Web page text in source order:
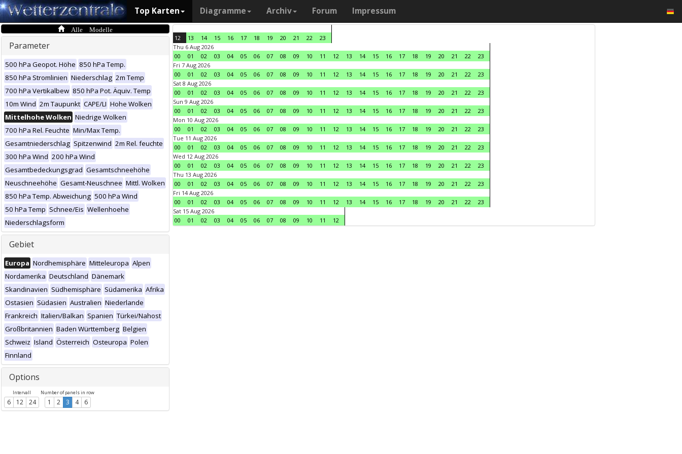
Top Karten Diagramme Archiv Forum Impressum
Alle Modelle
Parameter
500 hPa Geopot. Höhe 850 hPa Temp.
850 hPa Stromlinien Niederschlag 2m Temp
700 hPa Vertikalbew 850 hPa Pot. Äquiv. Temp
10m Wind 2m Taupunkt CAPE/LI Hohe Wolken
Mittelhohe Wolken Niedrige Wolken
700 hPa Rel. Feuchte Min/Max Temp.
Gesamtniederschlag Spitzenwind 2m Rel. feuchte
300 hPa Wind 200 hPa Wind
Gesamtbedeckungsgrad Gesamtschneehöhe
Neuschneehöhe Gesamt-Neuschnee Mittl. Wolken
850 hPa Temp. Abweichung 500 hPa Wind
50 hPa Temp Schnee/Eis Wellenhoehe
Niederschlagsform
Gebiet
Europa Nordhemisphäre Mitteleuropa Alpen
Nordamerika Deutschland Dänemark
Skandinavien Südhemisphäre Südamerika Afrika
Ostasien Südasien Australien Niederlande
Frankreich Italien/Balkan Spanien Türkei/Nahost
Großbritannien Baden Württemberg Belgien
Schweiz Island Österreich Osteuropa Polen
Finnland
Options
Intervall
6 12 24
Number of panels in row
1 2 3 4 6
12 13 14 15 16 17 18 19 20 21 22
23
Thu 6 Aug 2026
00
01 02 03 04 05 06 07 08 09 10 11 12 13 14 15 16 17 18 19 20 21 22
23
Fri 7 Aug 2026
00
01 02 03 04 05 06 07 08 09 10 11 12 13 14 15 16 17 18 19 20 21 22
23
Sat 8 Aug 2026
00
01 02 03 04 05 06 07 08 09 10 11 12 13 14 15 16 17 18 19 20 21 22
23
Sun 9 Aug 2026
00
01 02 03 04 05 06 07 08 09 10 11 12 13 14 15 16 17 18 19 20 21 22
23
Mon 10 Aug 2026
00
01 02 03 04 05 06 07 08 09 10 11 12 13 14 15 16 17 18 19 20 21 22
23
Tue 11 Aug 2026
00
01 02 03 04 05 06 07 08 09 10 11 12 13 14 15 16 17 18 19 20 21 22
23
Wed 12 Aug 2026
00
01 02 03 04 05 06 07 08 09 10 11 12 13 14 15 16 17 18 19 20 21 22
23
Thu 13 Aug 2026
00
01 02 03 04 05 06 07 08 09 10 11 12 13 14 15 16 17 18 19 20 21 22
23
Fri 14 Aug 2026
00
01 02 03 04 05 06 07 08 09 10 11 12 13 14 15 16 17 18 19 20 21 22
23
Sat 15 Aug 2026
00
01 02 03 04 05 06 07 08 09 10 11 12